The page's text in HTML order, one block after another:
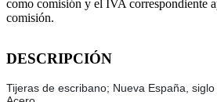
como comisión y el IVA correspondiente
comisión.
DESCRIPCIÓN
Tijeras de escribano; Nueva España, siglo